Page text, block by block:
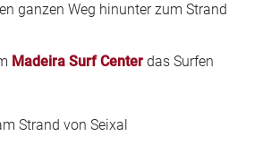
ganzen Weg hinunter zum Strand
Madeira Surf Center das Surfen